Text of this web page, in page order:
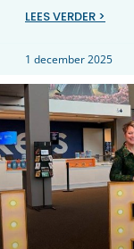
LEES VERDER >
1 december 2025